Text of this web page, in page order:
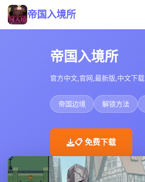
帝国入境所
帝国入境所
官方中文,官网,最新版,中文下载
帝国边境 解锁方法
📋 免费下载